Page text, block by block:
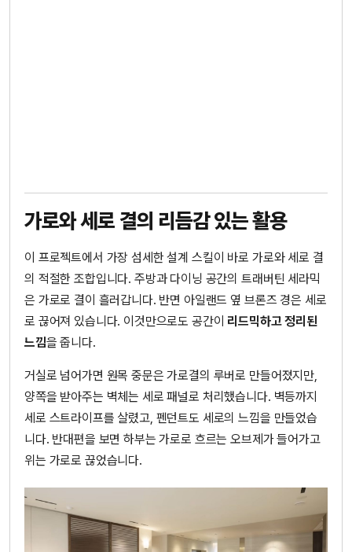
가로와 세로 결의 리듬감 있는 활용
이 프로젝트에서 가장 섬세한 설계 스킬이 바로 가로와 세로 결
의 적절한 조합입니다. 주방과 다이닝 공간의 트래버틴 세라믹
은 가로로 결이 흘러갑니다. 반면 아일랜드 옆 브론즈 경은 세로
로 끊어져 있습니다. 이것만으로도 공간이 리드믹하고 정리된
느낌을 줍니다.
거실로 넘어가면 원목 중문은 가로결의 루버로 만들어졌지만,
양쪽을 받아주는 벽체는 세로 패널로 처리했습니다. 벽등까지
세로 스트라이프를 살렸고, 펜던트도 세로의 느낌을 만들었습
니다. 반대편을 보면 하부는 가로로 흐르는 오브제가 들어가고
위는 가로로 끊었습니다.